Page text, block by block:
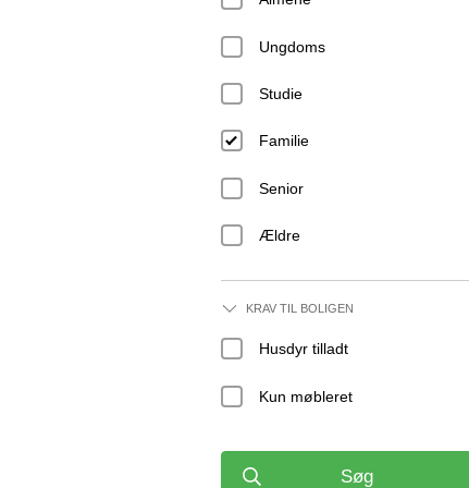
Ungdoms
Studie
Familie
Senior
Ældre
KRAV TIL BOLIGEN
Husdyr tilladt
Kun møbleret
Søg